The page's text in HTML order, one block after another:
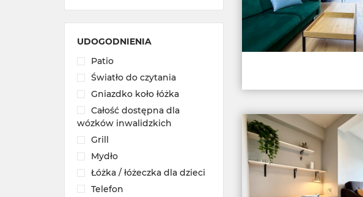
UDOGODNIENIA
Patio
Światło do czytania
Gniazdko koło łóżka
Całość dostępna dla
wózków inwalidzkich
Grill
Mydło
Łóżka / łóżeczka dla dzieci
Telefon